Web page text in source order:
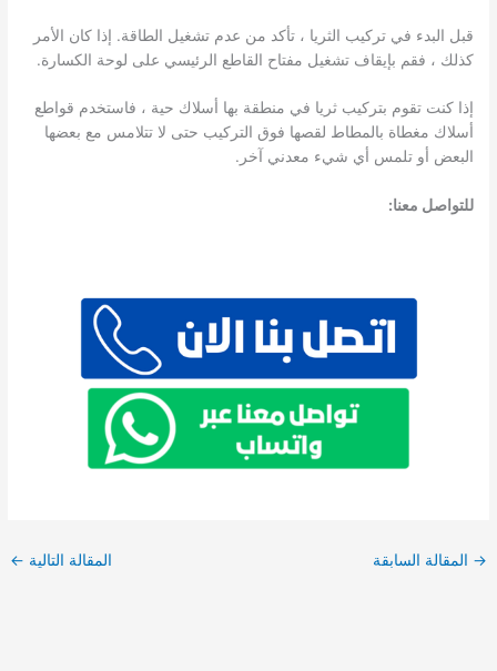
قبل البدء في تركيب الثريا ، تأكد من عدم تشغيل الطاقة. إذا كان الأمر
كذلك ، فقم بإيقاف تشغيل مفتاح القاطع الرئيسي على لوحة الكسارة.
إذا كنت تقوم بتركيب ثريا في منطقة بها أسلاك حية ، فاستخدم قواطع
أسلاك مغطاة بالمطاط لقصها فوق التركيب حتى لا تتلامس مع بعضها
البعض أو تلمس أي شيء معدني آخر.
للتواصل معنا:
→ المقالة السابقة المقالة التالية ←